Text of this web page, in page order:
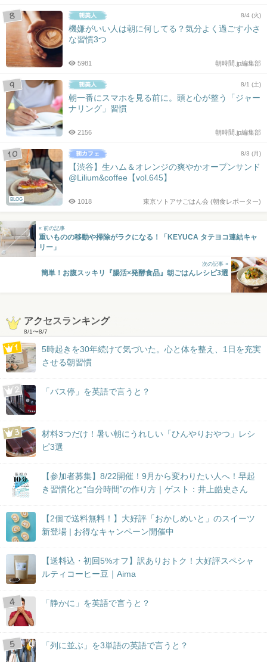
8/4 (火)
機嫌がいい人は朝に何してる？気分よく過ごす小さ
な習慣3つ
朝時間.jp編集部
5981
8/1 (土)
朝一番にスマホを見る前に。頭と心が整う「ジャー
ナリング」習慣
朝時間.jp編集部
2156
BLOG
8/3 (月)
【渋谷】生ハム＆オレンジの爽やかオープンサンド
@Lilium&coffee【vol.645】
東京ソトアサごはん会 (朝食レポーター)
1018
« 前の記事
重いものの移動や掃除がラクになる！「KEYUCA タテヨコ連結キャ
リー」
次の記事 »
簡単！お腹スッキリ『腸活×発酵食品』朝ごはんレシピ3選
アクセスランキング
8/1〜8/7
5時起きを30年続けて気づいた。心と体を整え、1日を充実
させる朝習慣
「バス停」を英語で言うと？
材料3つだけ！暑い朝にうれしい「ひんやりおやつ」レシ
ピ3選
【参加者募集】8/22開催！9月から変わりたい人へ！早起
き習慣化と“自分時間”の作り方｜ゲスト：井上皓史さん
【2個で送料無料！】大好評「おかしめいと」のスイーツ
新登場 | お得なキャンペーン開催中
【送料込・初回5%オフ】訳ありおトク！大好評スペシャ
ルティコーヒー豆｜Aima
「静かに」を英語で言うと？
「列に並ぶ」を3単語の英語で言うと？